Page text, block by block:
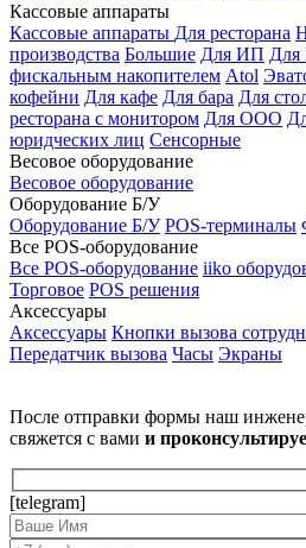
Кассовые аппараты
Кассовые аппараты Для ресторана
производства Большие Для ИП Для
фискальным накопителем Atol
кофейни Для кафе Для бара Для
ресторана с монитором Для ООО
юридческих лиц Сенсорные
Весовое оборудование
Весовое оборудование
Оборудование Б/У
Оборудование Б/У POS-терминалы
Все POS-оборудование
Все POS-оборудование iiko
Торговое POS решения
Аксессуары
Аксессуары Кнопки вызова
Передатчик вызова Часы Экраны
После отправки формы наш
свяжется с вами и
[telegram]